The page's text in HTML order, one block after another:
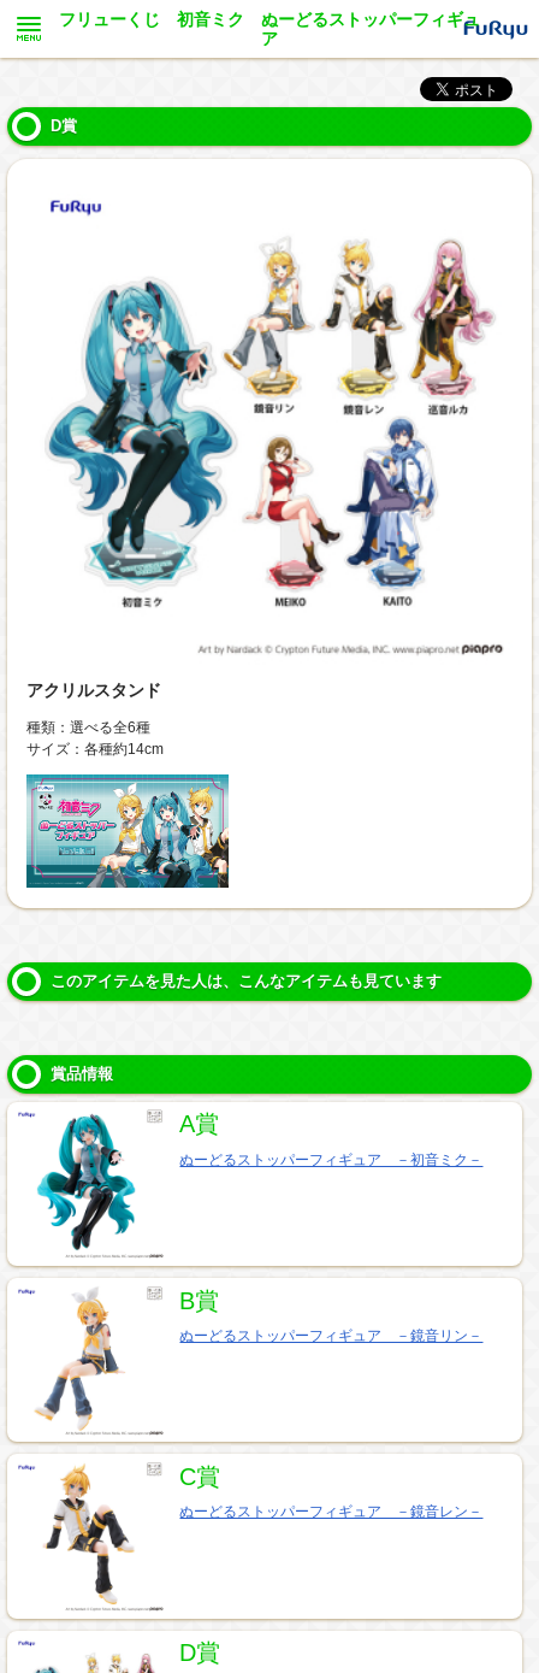
フリューくじ 初音ミク ぬーどるストッパーフィギュ
ア
D賞
アクリルスタンド
種類：選べる全6種
サイズ：各種約14cm
このアイテムを見た人は、こんなアイテムも見ています
賞品情報
A賞
ぬーどるストッパーフィギュア －初音ミク－
B賞
ぬーどるストッパーフィギュア －鏡音リン－
C賞
ぬーどるストッパーフィギュア －鏡音レン－
D賞